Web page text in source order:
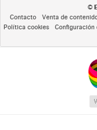
©
Contacto Venta de
Política cookies
Configuración